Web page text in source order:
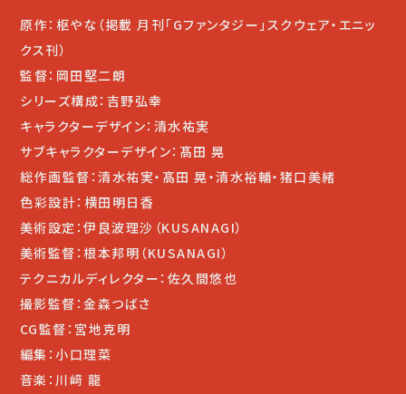
原作：枢やな（掲載 月刊「Gファンタジー」スクウェア・エニッ
クス刊）
監督：岡田堅二朗
シリーズ構成：吉野弘幸
キャラクターデザイン：清水祐実
サブキャラクターデザイン：髙田 晃
総作画監督：清水祐実・髙田 晃・清水裕輔・猪口美緒
色彩設計：横田明日香
美術設定：伊良波理沙（KUSANAGI）
美術監督：根本邦明（KUSANAGI）
テクニカルディレクター：佐久間悠也
撮影監督：金森つばさ
CG監督：宮地克明
編集：小口理菜
音楽：川﨑 龍